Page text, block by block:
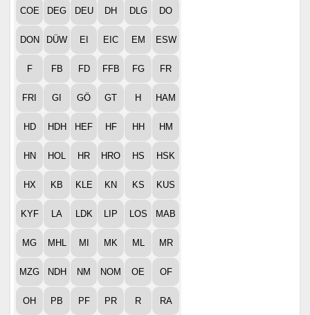
COE DEG DEU DH DLG DO
DON DÜW EI EIC EM ESW
F FB FD FFB FG FR
FRI GI GÖ GT H HAM
HD HDH HEF HF HH HM
HN HOL HR HRO HS HSK
HX KB KLE KN KS KUS
KYF LA LDK LIP LOS MAB
MG MHL MI MK ML MR
MZG NDH NM NOM OE OF
OH PB PF PR R RA